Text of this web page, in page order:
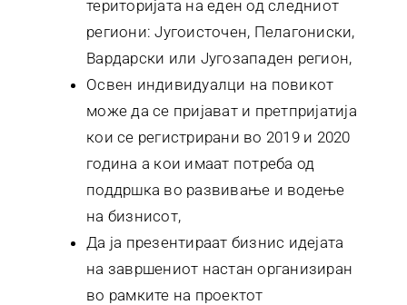
територијата на еден од следниот
региони: Југоисточен, Пелагониски,
Вардарски или Југозападен регион,
Освен индивидуалци на повикот
може да се пријават и претпријатија
кои се регистрирани во 2019 и 2020
година а кои имаат потреба од
поддршка во развивање и водење
на бизнисот,
Да ја презентираат бизнис идејата
на завршениот настан организиран
во рамките на проектот